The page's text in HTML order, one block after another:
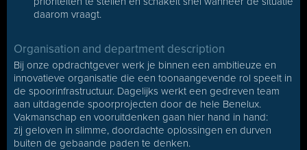
daarom vraagt.
Organisation and department description
Bij onze opdrachtgever werk je binnen een ambitieuze en
innovatieve organisatie die een toonaangevende rol speelt in
de spoorinfrastructuur. Dagelijks werkt een gedreven team
aan uitdagende spoorprojecten door de hele Benelux.
Vakmanschap en vooruitdenken gaan hier hand in hand:
zij geloven in slimme, doordachte oplossingen en durven
buiten de gebaande paden te denken.